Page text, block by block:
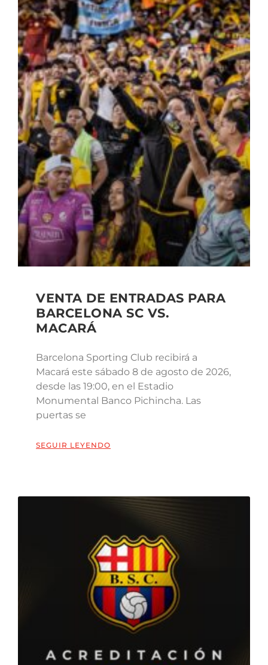
VENTA DE ENTRADAS PARA
BARCELONA SC VS.
MACARÁ
Barcelona Sporting Club recibirá a
Macará este sábado 8 de agosto de 2026,
desde las 19:00, en el Estadio
Monumental Banco Pichincha. Las
puertas se
SEGUIR LEYENDO